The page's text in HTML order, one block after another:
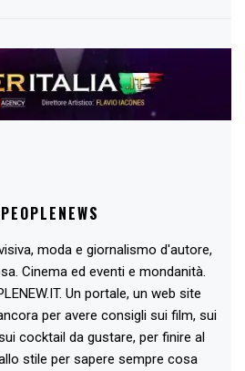
moda e giornalismo d'autore,
Cinema ed eventi e mondanità.
Un portale, un web site
per avere consigli sui film, sui
cocktail da gustare, per finire al
stile per sapere sempre cosa